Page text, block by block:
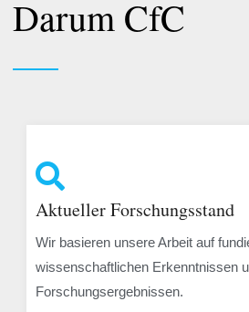
Darum CfC
Aktueller Forschungsstand
Wir basieren unsere Arbeit auf
wissenschaftlichen Erkenntnissen
Forschungsergebnissen.​